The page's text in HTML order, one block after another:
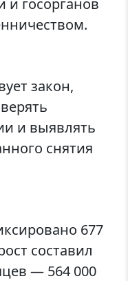
и госорганов
закон,
и выявлять
снятия
677
составил
— 564 000